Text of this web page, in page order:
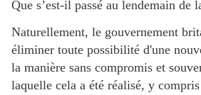
Que s’est-il passé au lendemain de
Naturellement, le gouvernement
éliminer toute possibilité d'une
la manière sans compromis et
laquelle cela a été réalisé, y